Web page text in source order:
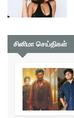
சினிமா செய்திகள்